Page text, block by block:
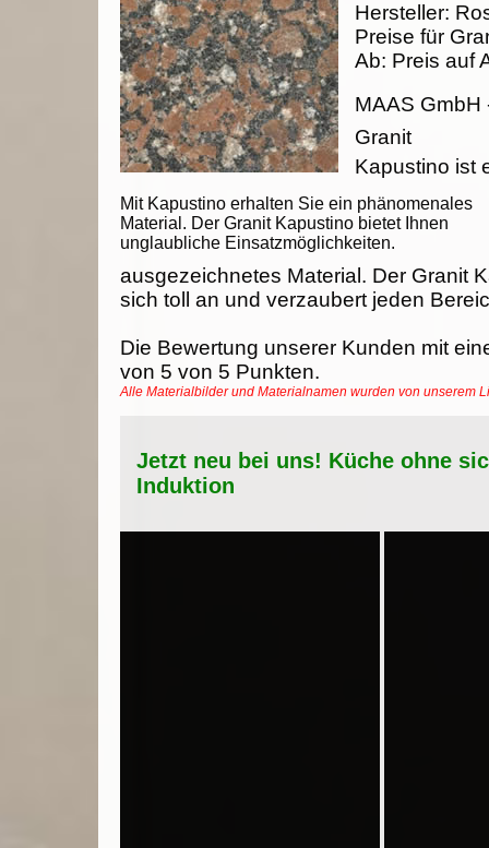
Mit Kapustino erhalten Sie ein phänomenales
Material. Der Granit Kapustino bietet Ihnen
unglaubliche Einsatzmöglichkeiten.
Hersteller:
Preise für
Ab: Preis auf
MAAS GmbH
Granit
Kapustino ist
ausgezeichnetes Material. Der Granit
sich toll an und verzaubert jeden
Die Bewertung unserer Kunden mit
von 5 von 5 Punkten.
Alle Materialbilder und Materialnamen wurden von unserem
Jetzt neu bei uns! Küche ohne
Induktion